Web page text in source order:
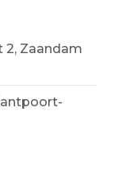
2, Zaandam